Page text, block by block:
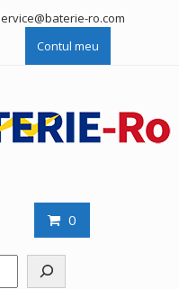
ro.com
Contul meu
0